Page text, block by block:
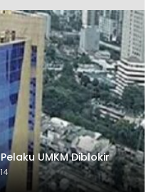
UMKM Diblokir
14